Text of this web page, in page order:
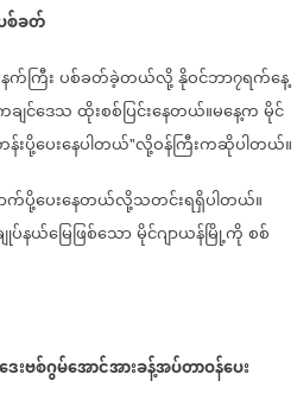
စ်ခတ်
ကြီးပစ်ခတ်ခဲ့တယ်လို့နိုဝင်ဘာ၇ရက်နေ့
ျင်ဒေသထိုးစစ်ပြင်းနေတယ်။မနေ့ကမိုင်
းပို့ပေးနေပါတယ်"လို့ဝန်ကြီးကဆိုပါတယ်။
က်ပို့ပေးနေတယ်လို့သတင်းရရှိပါတယ်။
ပ်နယ်မြေဖြစ်သောမိုင်ဂျာယန်မြို့ကိုစစ်
ဒေးဗစ်ဂွမ်အောင်အားခန့်အပ်တာဝန်ပေး